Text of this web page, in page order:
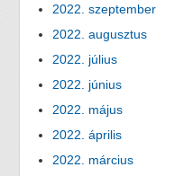
2022. szeptember
2022. augusztus
2022. július
2022. június
2022. május
2022. április
2022. március